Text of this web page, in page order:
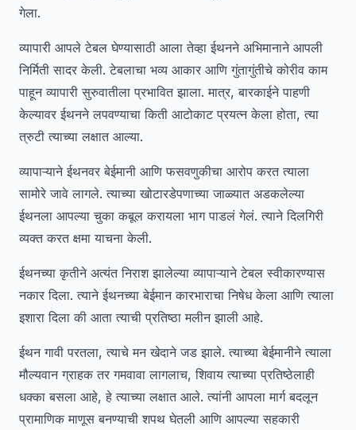
गेला.
व्यापारी आपले टेबल घेण्यासाठी आला तेव्हा ईथनने अभिमानाने आपली
निर्मिती सादर केली. टेबलाचा भव्य आकार आणि गुंतागुंतीचे कोरीव काम
पाहून व्यापारी सुरुवातीला प्रभावित झाला. मात्र, बारकाईने पाहणी
केल्यावर ईथनने लपवण्याचा किती आटोकाट प्रयत्न केला होता, त्या
त्रुटी त्याच्या लक्षात आल्या.
व्यापाऱ्याने ईथनवर बेईमानी आणि फसवणुकीचा आरोप करत त्याला
सामोरे जावे लागले. त्याच्या खोटारडेपणाच्या जाळ्यात अडकलेल्या
ईथनला आपल्या चुका कबूल करायला भाग पाडलं गेलं. त्याने दिलगिरी
व्यक्त करत क्षमा याचना केली.
ईथनच्या कृतीने अत्यंत निराश झालेल्या व्यापाऱ्याने टेबल स्वीकारण्यास
नकार दिला. त्याने ईथनच्या बेईमान कारभाराचा निषेध केला आणि त्याला
इशारा दिला की आता त्याची प्रतिष्ठा मलीन झाली आहे.
ईथन गावी परतला, त्याचे मन खेदाने जड झाले. त्याच्या बेईमानीने त्याला
मौल्यवान ग्राहक तर गमवावा लागलाच, शिवाय त्याच्या प्रतिष्ठेलाही
धक्का बसला आहे, हे त्याच्या लक्षात आले. त्यांनी आपला मार्ग बदलून
प्रामाणिक माणूस बनण्याची शपथ घेतली आणि आपल्या सहकारी